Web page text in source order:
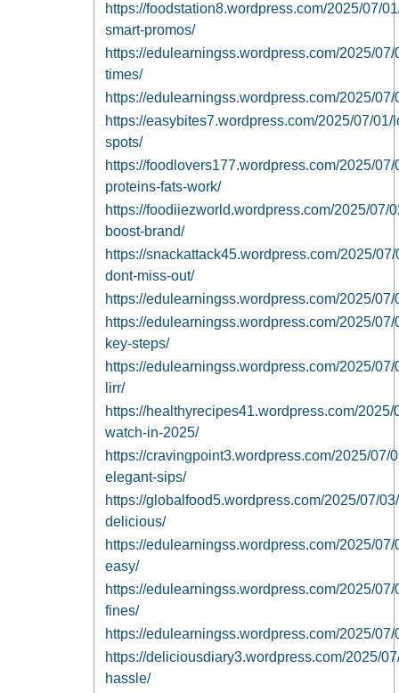
https://foodstation8.wordpress.com/2025/07/
smart-promos/
https://edulearningss.wordpress.com/2025/
times/
https://edulearningss.wordpress.com/2025/
https://easybites7.wordpress.com/2025/07/
spots/
https://foodlovers177.wordpress.com/2025/
proteins-fats-work/
https://foodiiezworld.wordpress.com/2025/
boost-brand/
https://snackattack45.wordpress.com/2025/
dont-miss-out/
https://edulearningss.wordpress.com/2025/
https://edulearningss.wordpress.com/2025/
key-steps/
https://edulearningss.wordpress.com/2025/
lirr/
https://healthyrecipes41.wordpress.com/
watch-in-2025/
https://cravingpoint3.wordpress.com/2025/
elegant-sips/
https://globalfood5.wordpress.com/2025/07/
delicious/
https://edulearningss.wordpress.com/2025/
easy/
https://edulearningss.wordpress.com/2025/
fines/
https://edulearningss.wordpress.com/2025/
https://deliciousdiary3.wordpress.com/2025/
hassle/